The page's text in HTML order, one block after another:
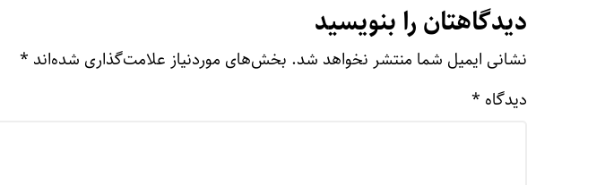
دیدگاهتان را بنویسید
نشانی ایمیل شما منتشر نخواهد شد. بخش‌های موردنیاز علامت‌گذاری شده‌اند *
دیدگاه *